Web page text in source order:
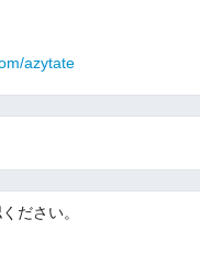
azytate
ださい。